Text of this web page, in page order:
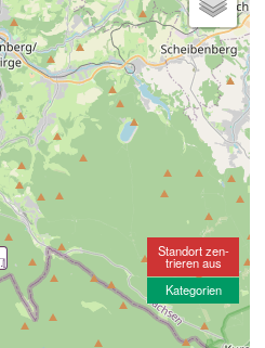
Standort zen-
trieren aus
Kategorien